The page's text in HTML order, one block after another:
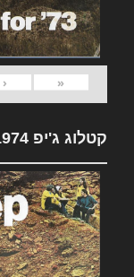
«
‹
קטלוג ג'יפ 1974